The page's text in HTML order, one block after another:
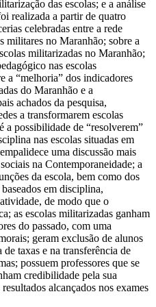
das escolas; e a análise
realizada a partir de quatro
celebradas entre a rede
militares no Maranhão; sobre a
militarizadas no Maranhão;
nas escolas
a “melhoria” dos indicadores
do Maranhão e a
achados da pesquisa,
a transformarem escolas
a possibilidade de “resolverem”
nas escolas situadas em
uma discussão mais
na Contemporaneidade; a
da escola, bem como dos
em disciplina,
de modo que o
as escolas militarizadas ganham
do passado, com uma
geram exclusão de alunos
taxas e na transferência de
possuem professores que se
credibilidade pela sua
alcançados nos exames